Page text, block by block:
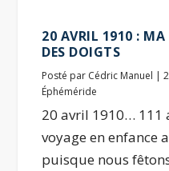
20 AVRIL 1910 : MA
DES DOIGTS
Posté par Cédric Manuel |
Éphéméride
20 avril 1910… 111
voyage en enfance
puisque nous